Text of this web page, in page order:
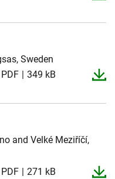
Sweden
PDF 349 kB
and Velké Meziříčí,
PDF 271 kB